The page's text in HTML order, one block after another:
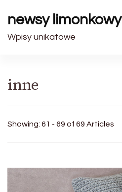
newsy limonkowy
Wpisy unikatowe
inne
Showing: 61 - 69 of 69 Articles